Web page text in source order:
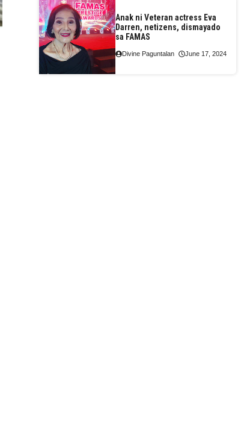
Anak ni Veteran actress Eva
Darren, netizens, dismayado
sa FAMAS
Divine Paguntalan June 17, 2024